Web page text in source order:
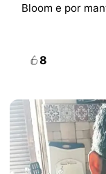
Bloom e por
8